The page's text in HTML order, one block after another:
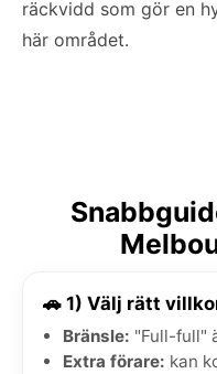
räckvidd som gör en
här området.
🚗 1) Välj rätt
Bränsle: "Full-full"
Extra förare: kan